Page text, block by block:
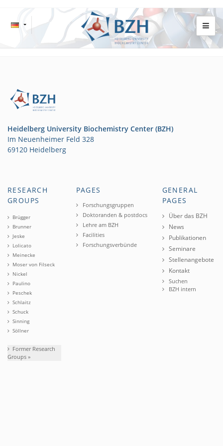
Heidelberg University Biochemistry Center (BZH)
Im Neuenheimer Feld 328
69120 Heidelberg
RESEARCH
GROUPS
Brügger
Brunner
Jeske
Lolicato
Meinecke
Moser von Filseck
Nickel
Paulino
Peschek
Schlaitz
Schuck
Sinning
Söllner
Former Research
Groups »
PAGES
Forschungsgruppen
Doktoranden & postdocs
Lehre am BZH
Facilities
Forschungsverbünde
GENERAL
PAGES
Über das BZH
News
Publikationen
Seminare
Stellenangebote
Kontakt
Suchen
BZH intern